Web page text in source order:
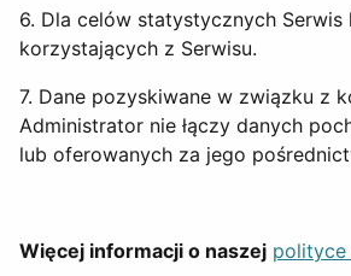
6. Dla celów statystycznych
korzystających z Serwisu.
7. Dane pozyskiwane w związku z
Administrator nie łączy danych
lub oferowanych za jego
Więcej informacji o naszej polityce